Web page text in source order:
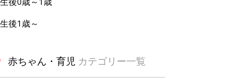
生後1歳～
赤ちゃん・育児 カテゴリー一覧